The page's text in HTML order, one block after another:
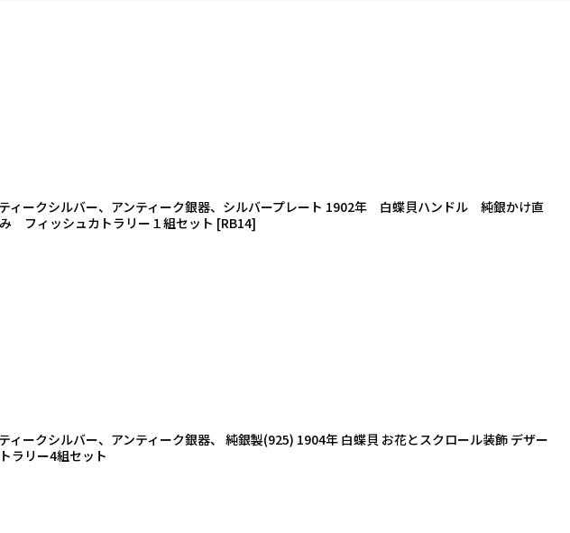
ィークシルバー、アンティーク銀器、シルバープレート 1902年 白蝶貝ハンドル 純銀かけ直
フィッシュカトラリー１組セット [RB14]
ィークシルバー、アンティーク銀器、 純銀製(925) 1904年 白蝶貝 お花とスクロール装飾 デザー
ラリー4組セット